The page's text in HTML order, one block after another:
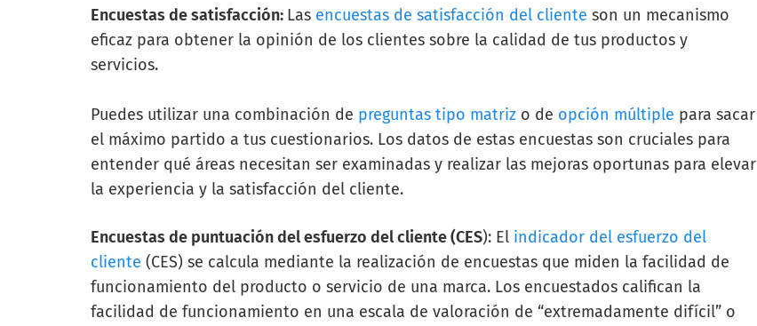
Encuestas de satisfacción: Las encuestas de satisfacción del cliente son un mecanismo
eficaz para obtener la opinión de los clientes sobre la calidad de tus productos y
servicios.
Puedes utilizar una combinación de preguntas tipo matriz o de opción múltiple para sacar
el máximo partido a tus cuestionarios. Los datos de estas encuestas son cruciales para
entender qué áreas necesitan ser examinadas y realizar las mejoras oportunas para elevar
la experiencia y la satisfacción del cliente.
Encuestas de puntuación del esfuerzo del cliente (CES): El indicador del esfuerzo del
cliente (CES) se calcula mediante la realización de encuestas que miden la facilidad de
funcionamiento del producto o servicio de una marca. Los encuestados califican la
facilidad de funcionamiento en una escala de valoración de “extremadamente difícil” o